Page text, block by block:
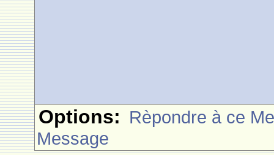
Options: Rèpondre à ce
Message